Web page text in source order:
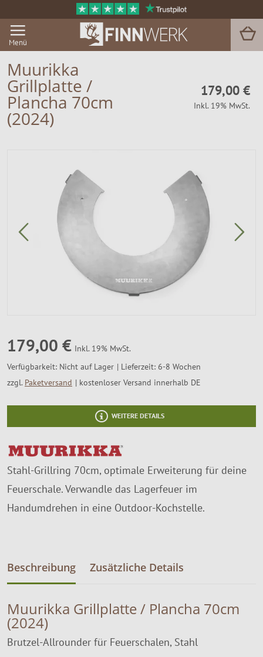
Menü
Grill & BBQ
Sauna
Magazin
Muurikka
Grillplatte /
Plancha 70cm
(2024)
179,00 €
Inkl. 19% MwSt.
179,00 € Inkl. 19% MwSt.
Verfügbarkeit: Nicht auf Lager
Lieferzeit: 6-8 Wochen
zzgl. Paketversand kostenloser Versand innerhalb DE
WEITERE DETAILS
Stahl-Grillring 70cm, optimale Erweiterung für deine
Feuerschale. Verwandle das Lagerfeuer im
Handumdrehen in eine Outdoor-Kochstelle.
Beschreibung Zusätzliche Details
Muurikka Grillplatte / Plancha 70cm
(2024)
Brutzel-Allrounder für Feuerschalen, Stahl